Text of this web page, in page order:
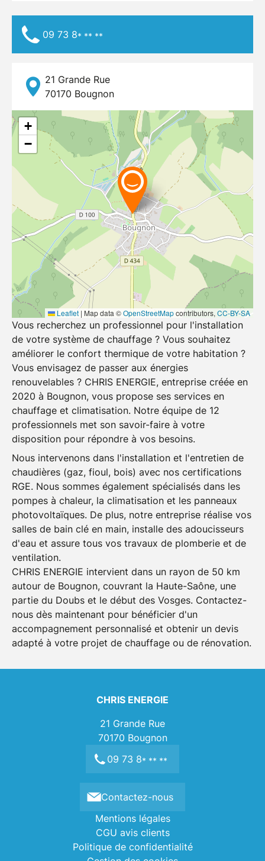
09 73 8* ** **
21 Grande Rue
70170 Bougnon
+
−
Leaflet | Map data ©OpenStreetMapcontributors, CC-BY-SA
Vous recherchez un professionnel pour l'installation
de votre système de chauffage ? Vous souhaitez
améliorer le confort thermique de votre habitation ?
Vous envisagez de passer aux énergies
renouvelables ? CHRIS ENERGIE, entreprise créée en
2020 à Bougnon, vous propose ses services en
chauffage et climatisation. Notre équipe de 12
professionnels met son savoir-faire à votre
disposition pour répondre à vos besoins.
Nous intervenons dans l'installation et l'entretien de
chaudières (gaz, fioul, bois) avec nos certifications
RGE. Nous sommes également spécialisés dans les
pompes à chaleur, la climatisation et les panneaux
photovoltaïques. De plus, notre entreprise réalise vos
salles de bain clé en main, installe des adoucisseurs
d'eau et assure tous vos travaux de plomberie et de
ventilation.
CHRIS ENERGIE intervient dans un rayon de 50 km
autour de Bougnon, couvrant la Haute-Saône, une
partie du Doubs et le début des Vosges. Contactez-
nous dès maintenant pour bénéficier d'un
accompagnement personnalisé et obtenir un devis
adapté à votre projet de chauffage ou de rénovation.
CHRIS ENERGIE
21 Grande Rue
70170 Bougnon
09 73 8* ** **
Contactez-nous
Mentions légales
CGU avis clients
Politique de confidentialité